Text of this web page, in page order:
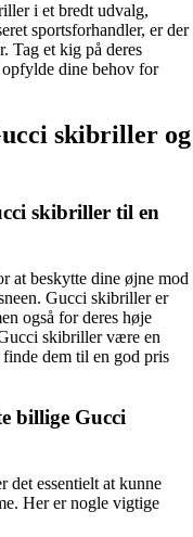
i et bredt udvalg,
sportsforhandler, er der
Tag et kig på deres
dine behov for
skibriller og
skibriller til en
at beskytte dine øjne mod
Gucci skibriller er
også for deres høje
skibriller være en
dem til en god pris
billige Gucci
det essentielt at kunne
Her er nogle vigtige